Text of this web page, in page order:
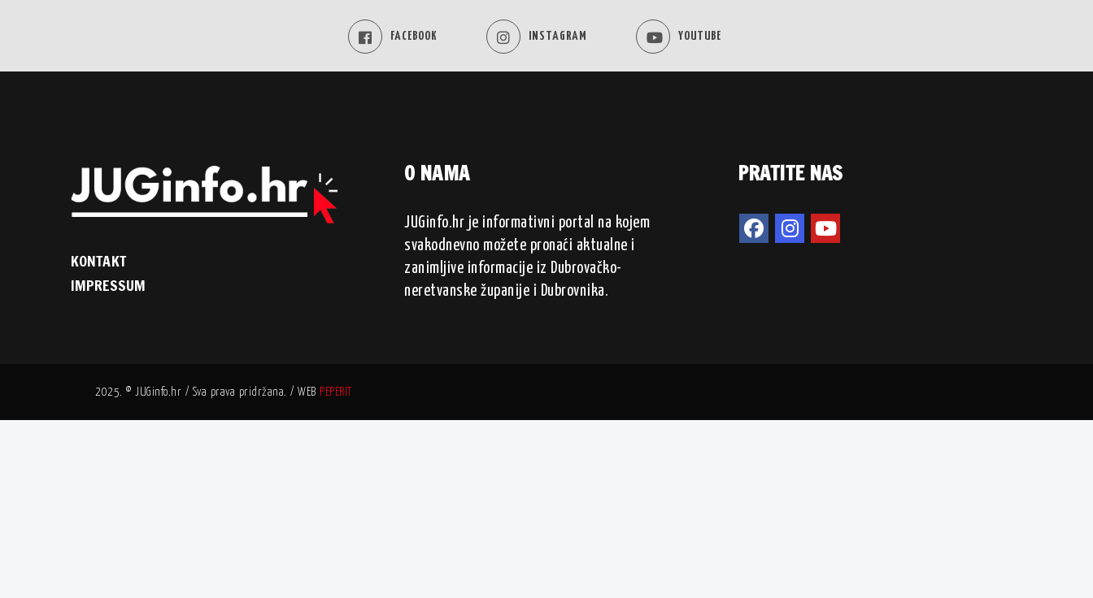
FACEBOOK INSTAGRAM YOUTUBE
KONTAKT
IMPRESSUM
O NAMA
JUGinfo.hr je informativni portal na kojem
svakodnevno možete pronaći aktualne i
zanimljive informacije iz Dubrovačko-
neretvanske županije i Dubrovnika.
PRATITE NAS
2025. © JUGinfo.hr / Sva prava pridržana. / WEB PEPERIT